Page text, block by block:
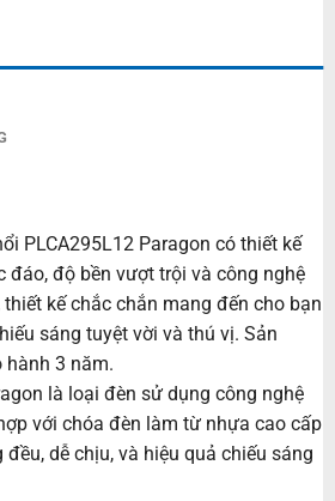
PLCA295L12 Paragon có thiết kế
đáo, độ bền vượt trội và công nghệ
kế chắc chắn mang đến cho bạn
sáng tuyệt vời và thú vị. Sản
hành 3 năm.
là loại đèn sử dụng công nghệ
với chóa đèn làm từ nhựa cao cấp
dễ chịu, và hiệu quả chiếu sáng